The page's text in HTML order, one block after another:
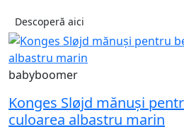
Descoperă aici
babyboomer
Konges Sløjd mănuși
culoarea albastru marin